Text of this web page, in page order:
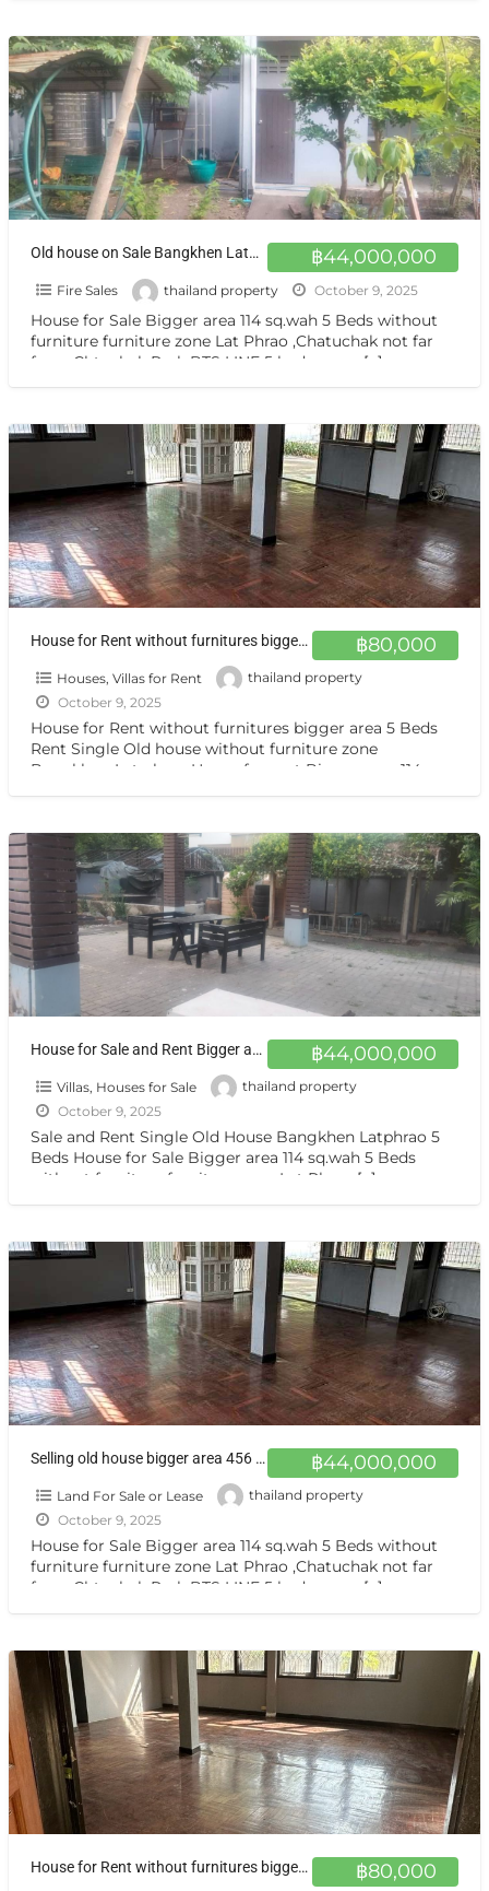
฿44,000,000
Old house on Sale Bangkhen Latphrao 114 sq.wah ขายที่ดินบ้านเก่า ลาดพร้าว บางเขน
Fire Sales thailand property October 9, 2025
House for Sale Bigger area 114 sq.wah 5 Beds without
furniture furniture zone Lat Phrao ,Chatuchak not far
from Chtuchak Park BTS LINE 5 bedrooms, […]
฿80,000
House for Rent without furnitures bigger area 5 Beds ให้เช่าบ้าน ลาดพร้าว บางเขน
Houses, Villas for Rent
thailand property
October 9, 2025
House for Rent without furnitures bigger area 5 Beds
Rent Single Old house without furniture zone
Bangkhen-Lat phrao House for rent Bigger area 114
฿44,000,000
House for Sale and Rent Bigger area 114 sq.wah zone Lat Phrao ,Chatuchak not far from Chtuchak Park BTS LINE
Villas, Houses for Sale
thailand property
October 9, 2025
Sale and Rent Single Old House Bangkhen Latphrao 5
Beds House for Sale Bigger area 114 sq.wah 5 Beds
without furniture furniture zone Lat Phrao […]
฿44,000,000
Selling old house bigger area 456 sq.m. ขายบ้านเดี่ยว ลาดพร้าว บางเขน
Land For Sale or Lease
thailand property
October 9, 2025
House for Sale Bigger area 114 sq.wah 5 Beds without
furniture furniture zone Lat Phrao ,Chatuchak not far
from Chtuchak Park BTS LINE 5 bedrooms, […]
฿80,000
House for Rent without furnitures bigger area 5 Beds at Bangkhen Latphrao